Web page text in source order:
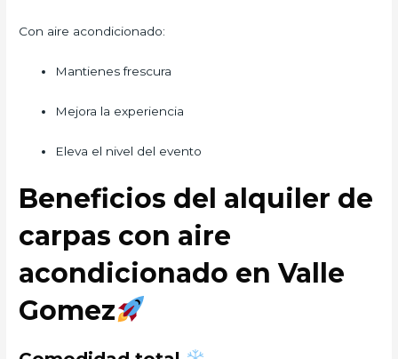
Con aire acondicionado:
Mantienes frescura
Mejora la experiencia
Eleva el nivel del evento
Beneficios del alquiler de
carpas con aire
acondicionado en Valle
Gomez